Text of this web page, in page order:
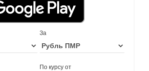
За
По курсу от